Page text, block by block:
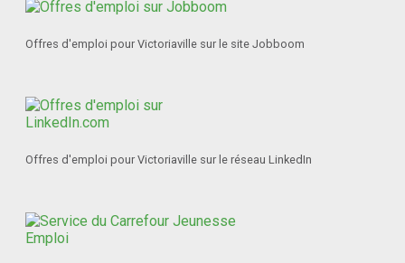
Offres d'emploi pour Victoriaville sur le site Jobboom
Offres d'emploi pour Victoriaville sur le réseau LinkedIn